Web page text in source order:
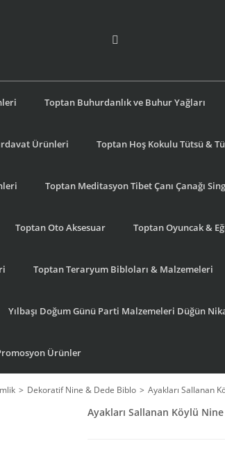
Toptan Buhurdanlık ve Buhur Yağları
Ürünleri Toptan Hoş Kokulu Tütsü &
Toptan Meditasyon Tibet Çanı Çanağı
Toptan Oto Aksesuar Toptan Oyuncak &
Toptan Teraryum Bibloları & Malzemeleri
Yılbaşı Doğum Günü Parti Malzemeleri Düğün
Ürünler
Dekoratif Nine & Dede Biblo Ayakları Sallanan
Ayakları Sallanan Köylü